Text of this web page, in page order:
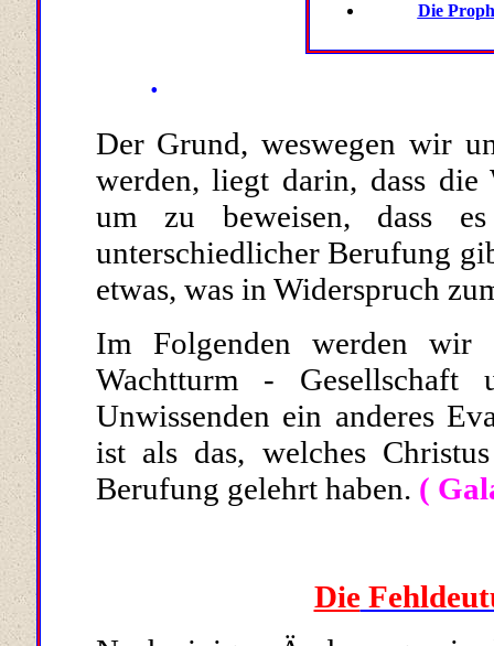
Die
·
Der Grund, weswegen wir
werden, liegt darin, dass die
um zu beweisen, dass
unterschiedlicher Berufung
etwas, was in Widerspruch
Im Folgenden werden wir
Wachtturm -
Unwissenden ein anderes
ist als das, welches
Berufung gelehrt haben. (
Die